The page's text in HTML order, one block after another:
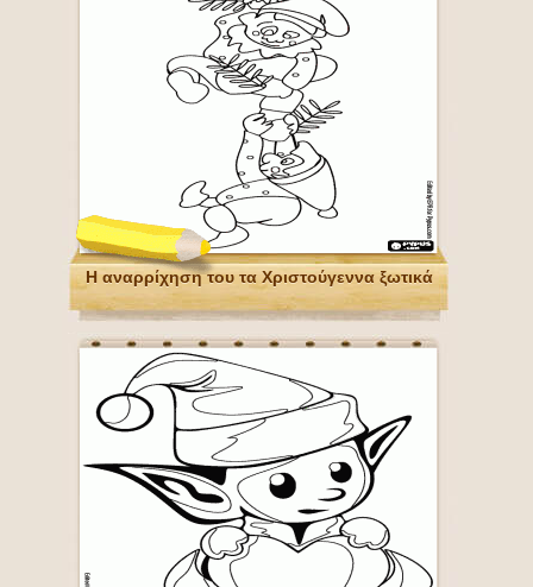
Η αναρρίχηση του τα Χριστούγεννα ξωτικά